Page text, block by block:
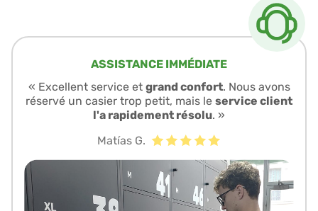
ASSISTANCE IMMÉDIATE
« Excellent service et grand confort. Nous avons
réservé un casier trop petit, mais le service client
l'a rapidement résolu. »
Matías G.